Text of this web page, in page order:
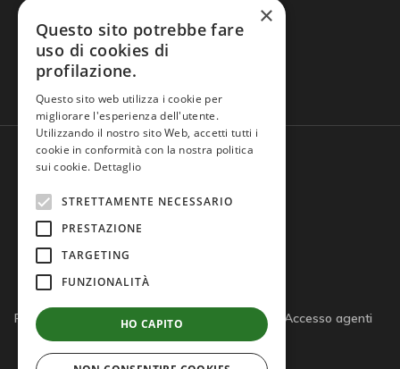
Domande frequenti
Privacy policy Cookie policy Note legali
Accesso agenti
×
Questo sito potrebbe fare
uso di cookies di
profilazione.
Questo sito web utilizza i cookie per
migliorare l'esperienza dell'utente.
Utilizzando il nostro sito Web, accetti tutti i
cookie in conformità con la nostra politica
sui cookie. Dettaglio
STRETTAMENTE NECESSARIO
PRESTAZIONE
TARGETING
FUNZIONALITÀ
HO CAPITO